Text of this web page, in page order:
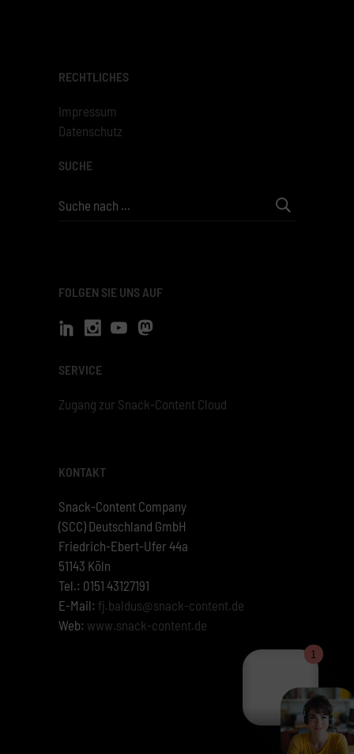
RECHTLICHES
Impressum
Datenschutz
SUCHE
Search
FOLGEN SIE UNS AUF
SERVICE
Zugang zur Snack-Content Cloud
KONTAKT
Snack-Content Company
(SCC) Deutschland GmbH
Friedrich-Ebert-Ufer 44a
51143 Köln
Tel.: 0151 43127191
E-Mail: fj.baldus@snack-content.de
Web: www.snack-content.de